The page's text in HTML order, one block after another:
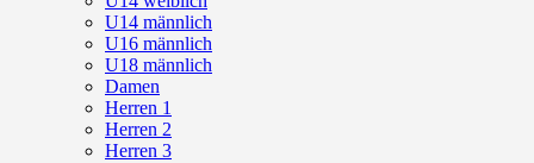
U14 männlich
U16 männlich
U18 männlich
Damen
Herren 1
Herren 2
Herren 3